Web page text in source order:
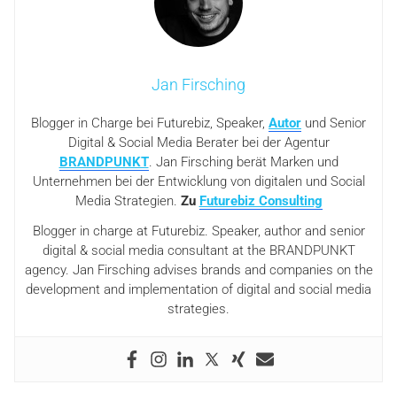
Jan Firsching
Blogger in Charge bei Futurebiz, Speaker, Autor und Senior
Digital & Social Media Berater bei der Agentur
BRANDPUNKT. Jan Firsching berät Marken und
Unternehmen bei der Entwicklung von digitalen und Social
Media Strategien. Zu Futurebiz Consulting
Blogger in charge at Futurebiz. Speaker, author and senior
digital & social media consultant at the BRANDPUNKT
agency. Jan Firsching advises brands and companies on the
development and implementation of digital and social media
strategies.